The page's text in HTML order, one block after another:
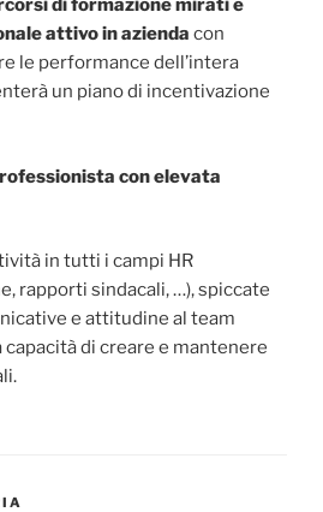
di formazione mirati e
attivo in azienda con
le performance dell’intera
un piano di incentivazione
con elevata
in tutti i campi HR
rapporti sindacali, …), spiccate
e attitudine al team
di creare e mantenere